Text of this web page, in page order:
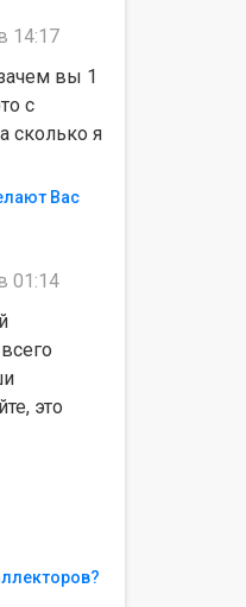
14:17
вы 1
с
сколько я
Вас
01:14
это